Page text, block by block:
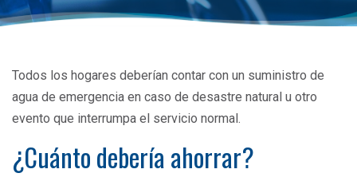
Todos los hogares deberían contar con un suministro de
agua de emergencia en caso de desastre natural u otro
evento que interrumpa el servicio normal.
¿Cuánto debería ahorrar?